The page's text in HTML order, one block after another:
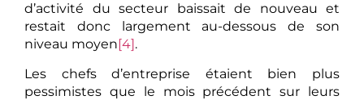
d’activité du secteur baissait de nouveau et
restait donc largement au-dessous de son
niveau moyen [4] .
Les chefs d’entreprise étaient bien plus
pessimistes que le mois précédent sur leurs